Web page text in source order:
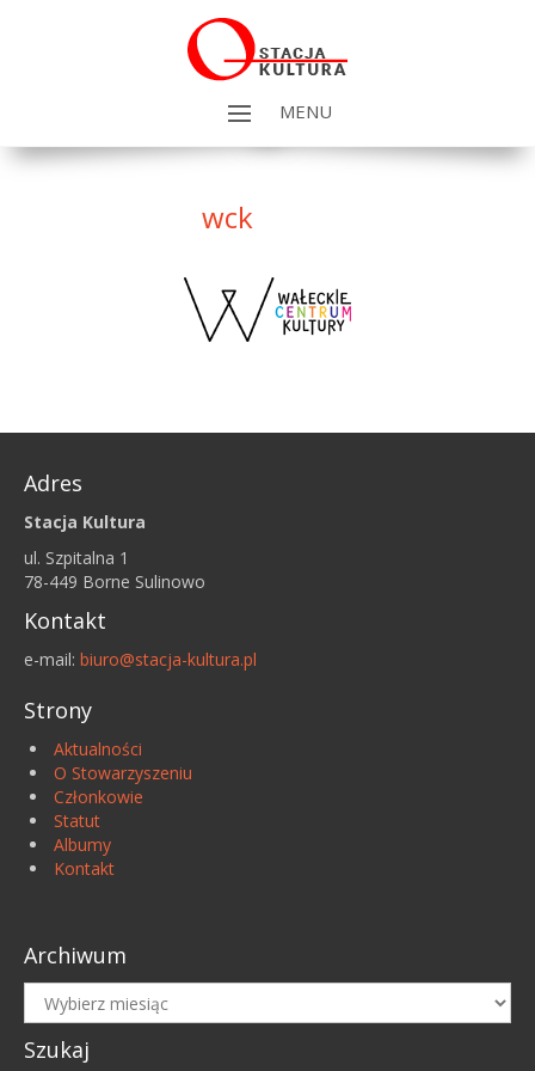
MENU
wck
Adres
Stacja Kultura
ul. Szpitalna 1
78-449 Borne Sulinowo
Kontakt
e-mail: biuro@stacja-kultura.pl
Strony
Aktualności
O Stowarzyszeniu
Członkowie
Statut
Albumy
Kontakt
Archiwum
Archiwum
Szukaj